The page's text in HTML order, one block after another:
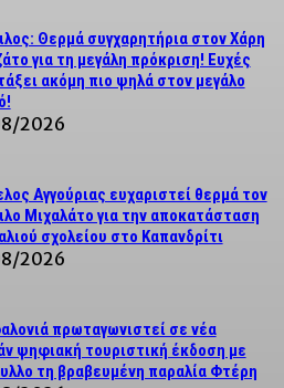
Θερμά συγχαρητήρια στον Χάρη
για τη μεγάλη πρόκριση! Ευχές
ακόμη πιο ψηλά στον μεγάλο
2026
Αγγούριας ευχαριστεί θερμά τον
Μιχαλάτο για την αποκατάσταση
σχολείου στο Καπανδρίτι
2026
πρωταγωνιστεί σε νέα
ψηφιακή τουριστική έκδοση με
τη βραβευμένη παραλία Φτέρη